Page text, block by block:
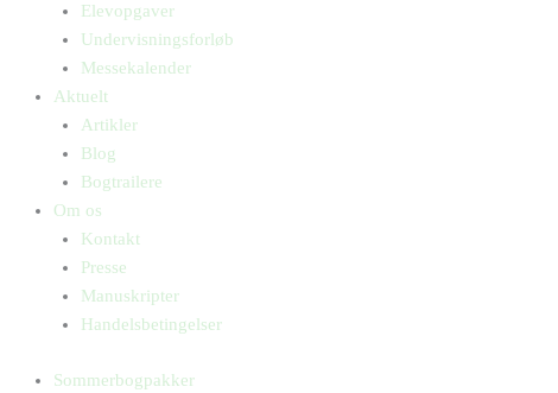
Elevopgaver
Undervisningsforløb
Messekalender
Aktuelt
Artikler
Blog
Bogtrailere
Om os
Kontakt
Presse
Manuskripter
Handelsbetingelser
Sommerbogpakker